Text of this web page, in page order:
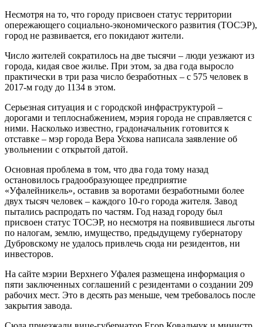
Несмотря на то, что городу присвоен статус территории
опережающего социально-экономического развития (ТОСЭР),
город не развивается, его покидают жители.
Число жителей сократилось на две тысячи – люди уезжают из
города, кидая свое жилье. При этом, за два года выросло
практически в три раза число безработных – с 575 человек в
2017-м году до 1134 в этом.
Серьезная ситуация и с городской инфраструктурой –
дорогами и теплоснабжением, мэрия города не справляется с
ними. Насколько известно, градоначальник готовится к
отставке – мэр города Вера Ускова написала заявление об
увольнении с открытой датой.
Основная проблема в том, что два года тому назад
остановилось градообразующее предприятие
«Уфалейникель», оставив за воротами безработными более
двух тысяч человек – каждого 10-го города жителя. Завод
пытались распродать по частям. Год назад городу был
присвоен статус ТОСЭР, но несмотря на появившиеся льготы
по налогам, землю, имущество, предыдущему губернатору
Дубровскому не удалось привлечь сюда ни резидентов, ни
инвесторов.
На сайте мэрии Верхнего Уфалея размещена информация о
пяти заключенных соглашений с резидентами о создании 209
рабочих мест. Это в десять раз меньше, чем требовалось после
закрытия завода.